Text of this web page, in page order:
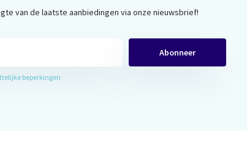
van de laatste aanbiedingen via onze nieuwsbrief!
Abonneer
beperkingen